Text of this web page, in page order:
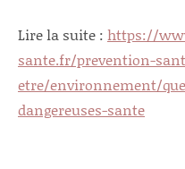
Lire la suite : https://
sante.fr/prevention-
etre/environnement/
dangereuses-sante